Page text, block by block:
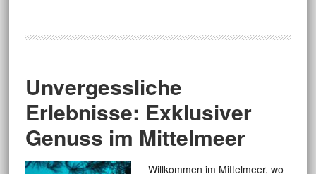
Unvergessliche
Erlebnisse: Exklusiver
Genuss im Mittelmeer
Willkommen im Mittelmeer, wo